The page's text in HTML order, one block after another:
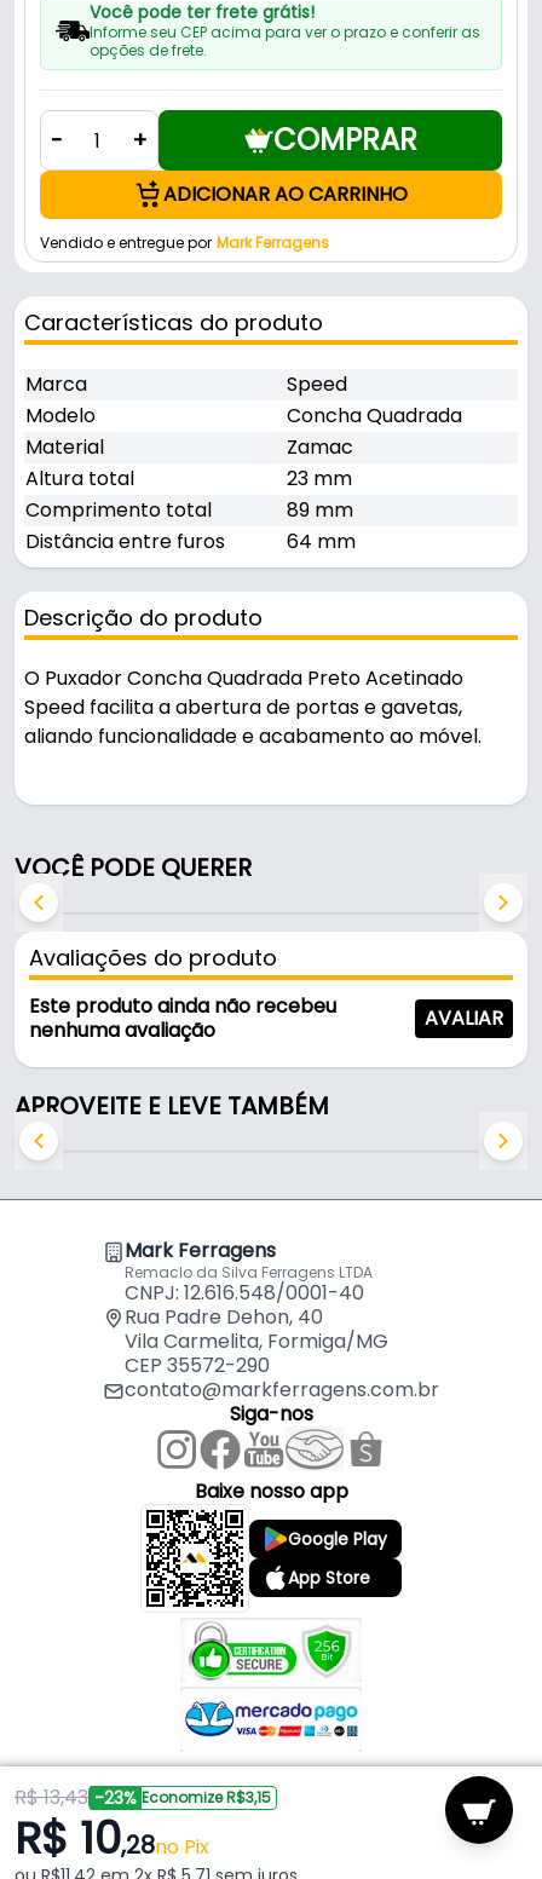
Você pode ter frete grátis!
Informe seu CEP acima para ver o prazo e conferir as
opções de frete.
R$ 13,43 -23% Economize R$3,15
R$ 10,28no Pix
- + COMPRAR
ADICIONAR AO CARRINHO
Vendido e entregue por Mark Ferragens
Características do produto
Marca
Speed
Modelo
Concha Quadrada
Material
Zamac
Altura total
23 mm
Comprimento total
89 mm
Distância entre furos
64 mm
Descrição do produto
O Puxador Concha Quadrada Preto Acetinado
Speed facilita a abertura de portas e gavetas,
aliando funcionalidade e acabamento ao móvel.
Fabricado em Zamac, é resistente e durável no uso
diário.
Características:
- Marca: Speed
- Modelo: Concha Quadrada
- Material: Zamac
- Distância entre furos: 64 mm
VOCÊ PODE QUERER
Avaliações do produto
Este produto ainda não recebeu
nenhuma avaliação
AVALIAR
APROVEITE E LEVE TAMBÉM
Mark Ferragens
Remaclo da Silva Ferragens LTDA
CNPJ: 12.616.548/0001-40
Rua Padre Dehon, 40
Vila Carmelita, Formiga/MG
CEP 35572-290
contato@markferragens.com.br
Siga-nos
Baixe nosso app
Google Play
App Store
Copyright © 2026 Mark Ferragens. Todos os direitos reservados.